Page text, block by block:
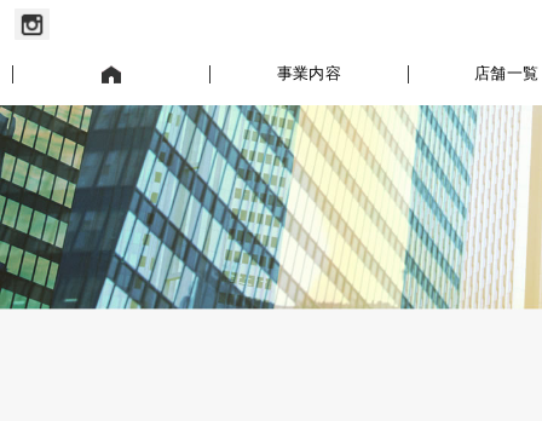
事業内容 店舗一覧